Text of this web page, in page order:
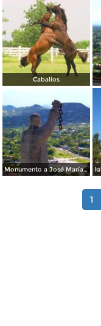
Caballos
Monumento a José María Morelos y Pavón
1